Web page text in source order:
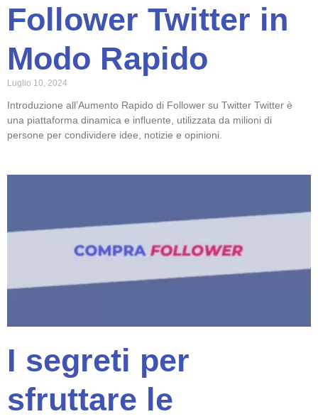
Follower Twitter in
Modo Rapido
Luglio 10, 2024
Introduzione all’Aumento Rapido di Follower su Twitter Twitter è
una piattaforma dinamica e influente, utilizzata da milioni di
persone per condividere idee, notizie e opinioni.
I segreti per
sfruttare le